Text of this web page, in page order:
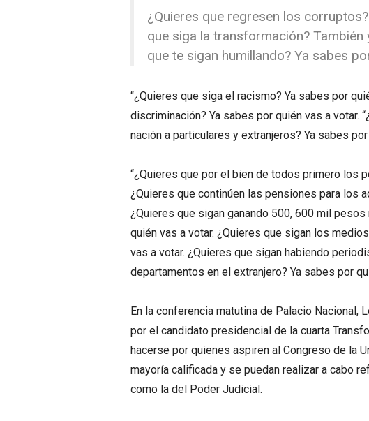
¿Quieres que regresen los
que siga la transformación?
que te sigan humillando? Ya sabes
“¿Quieres que siga el racismo? Ya sabes por
discriminación? Ya sabes por quién vas a votar.
nación a particulares y extranjeros? Ya sabes
“¿Quieres que por el bien de todos primero los
¿Quieres que continúen las pensiones para los
¿Quieres que sigan ganando 500, 600 mil
quién vas a votar. ¿Quieres que sigan los
vas a votar. ¿Quieres que sigan habiendo
departamentos en el extranjero? Ya sabes por
En la conferencia matutina de Palacio
por el candidato presidencial de la cuarta
hacerse por quienes aspiren al Congreso de la
mayoría calificada y se puedan realizar a cabo
como la del Poder Judicial.